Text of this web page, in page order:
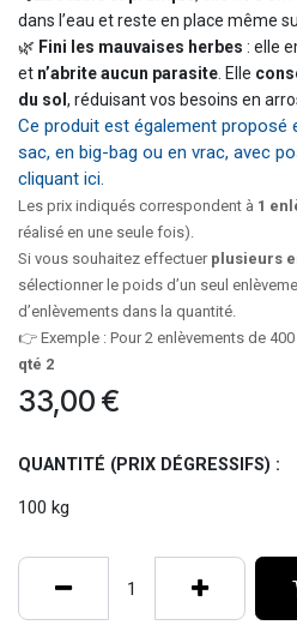
dans l’eau et reste en place même
🌿 Fini les mauvaises herbes : elle
et n’abrite aucun parasite . Elle
du sol , réduisant vos besoins en
Ce produit est également proposé
sac, en big-bag ou en vrac, avec
cliquant ici.
Les prix indiqués correspondent à 1
réalisé en une seule fois).
Si vous souhaitez effectuer plusieurs
sélectionner le poids d’un seul
d’enlèvements dans la quantité.
👉 Exemple : Pour 2 enlèvements de
qté 2
33,00 €
QUANTITÉ (PRIX DÉGRESSIFS) :